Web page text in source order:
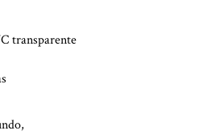
transparente